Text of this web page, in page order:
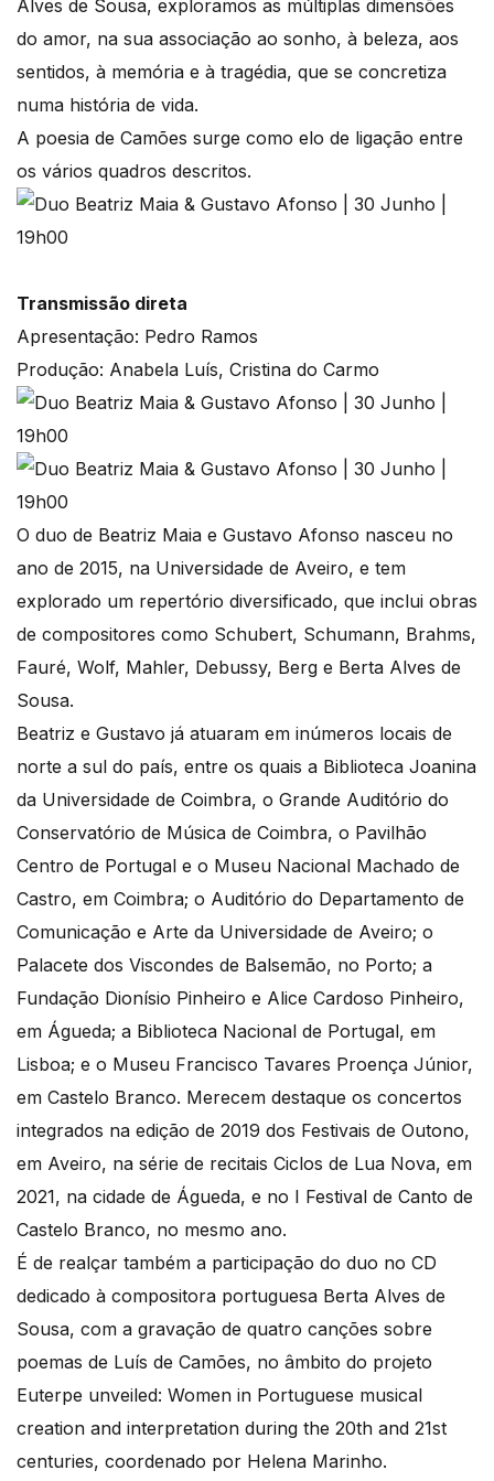
Alves de Sousa, exploramos as múltiplas dimensões
do amor, na sua associação ao sonho, à beleza, aos
sentidos, à memória e à tragédia, que se concretiza
numa história de vida.
A poesia de Camões surge como elo de ligação entre
os vários quadros descritos.
Transmissão direta
Apresentação: Pedro Ramos
Produção: Anabela Luís, Cristina do Carmo
O duo de Beatriz Maia e Gustavo Afonso nasceu no
ano de 2015, na Universidade de Aveiro, e tem
explorado um repertório diversificado, que inclui obras
de compositores como Schubert, Schumann, Brahms,
Fauré, Wolf, Mahler, Debussy, Berg e Berta Alves de
Sousa.
Beatriz e Gustavo já atuaram em inúmeros locais de
norte a sul do país, entre os quais a Biblioteca Joanina
da Universidade de Coimbra, o Grande Auditório do
Conservatório de Música de Coimbra, o Pavilhão
Centro de Portugal e o Museu Nacional Machado de
Castro, em Coimbra; o Auditório do Departamento de
Comunicação e Arte da Universidade de Aveiro; o
Palacete dos Viscondes de Balsemão, no Porto; a
Fundação Dionísio Pinheiro e Alice Cardoso Pinheiro,
em Águeda; a Biblioteca Nacional de Portugal, em
Lisboa; e o Museu Francisco Tavares Proença Júnior,
em Castelo Branco. Merecem destaque os concertos
integrados na edição de 2019 dos Festivais de Outono,
em Aveiro, na série de recitais Ciclos de Lua Nova, em
2021, na cidade de Águeda, e no I Festival de Canto de
Castelo Branco, no mesmo ano.
É de realçar também a participação do duo no CD
dedicado à compositora portuguesa Berta Alves de
Sousa, com a gravação de quatro canções sobre
poemas de Luís de Camões, no âmbito do projeto
Euterpe unveiled: Women in Portuguese musical
creation and interpretation during the 20th and 21st
centuries, coordenado por Helena Marinho.